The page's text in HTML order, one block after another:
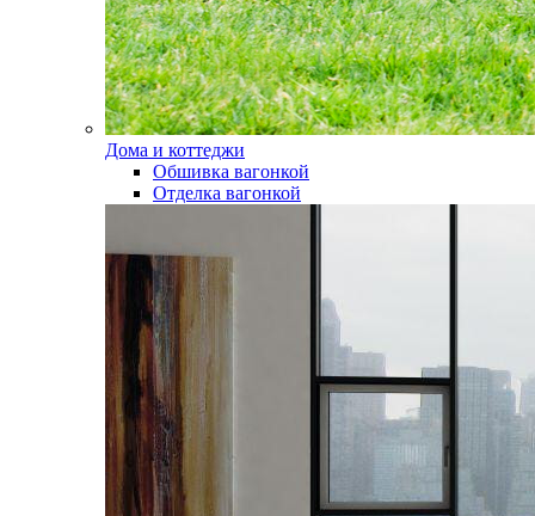
Дома и коттеджи
Обшивка вагонкой
Отделка вагонкой